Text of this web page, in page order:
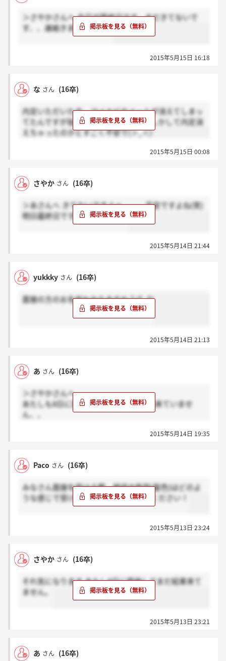
＞さやかさんへ 今日が最終日です、まだきてないで
す、、連絡きましたか？？
2015年5月15日 16:18
な さん (16卒)
内定いただいた方、マイナビのメールが消えてしまっ
てたんですが皆さんもそうですか？もしかして内定消
えちゃったのかとすごく不安で(＞_＜)
2015年5月15日 00:08
さやか さん (16卒)
＞あさんへ きてないですよぉ、、、不安ですよね(笑)
明日最終日ですよね(´・ω・｀)
2015年5月14日 21:44
yukkky さん (16卒)
面接の方のお名前わかりますか？(T_T)
2015年5月14日 21:13
あ さん (16卒)
＞さやかさんへ
あたしも8日に面接しました！まだ連絡来ていませ
ん、、
2015年5月14日 19:35
Paco さん (16卒)
みなさん面接を受ける際、服装や髪型(髪色)はどのよ
うな感じで受けたのか、参考にさせてください！
2015年5月13日 23:24
さやか さん (16卒)
それ気になります あたし8日に面接してまだ結果来て
ません。
2015年5月13日 23:21
あ さん (16卒)